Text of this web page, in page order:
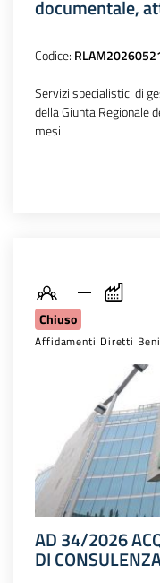
documentale,
Codice:
Servizi specialistici di
della Giunta Regionale
mesi
Chiuso
Affidamenti Diretti
AD 34/2026
DI